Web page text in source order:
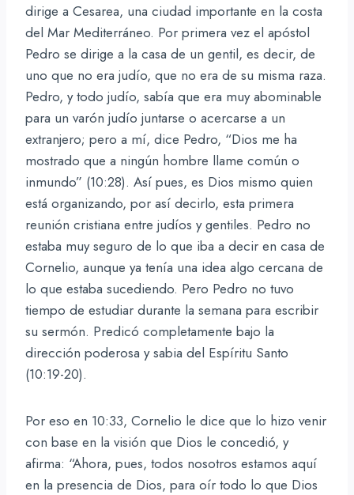
dirige a Cesarea, una ciudad importante en la costa
del Mar Mediterráneo. Por primera vez el apóstol
Pedro se dirige a la casa de un gentil, es decir, de
uno que no era judío, que no era de su misma raza.
Pedro, y todo judío, sabía que era muy abominable
para un varón judío juntarse o acercarse a un
extranjero; pero a mí, dice Pedro, “Dios me ha
mostrado que a ningún hombre llame común o
inmundo” (10:28). Así pues, es Dios mismo quien
está organizando, por así decirlo, esta primera
reunión cristiana entre judíos y gentiles. Pedro no
estaba muy seguro de lo que iba a decir en casa de
Cornelio, aunque ya tenía una idea algo cercana de
lo que estaba sucediendo. Pero Pedro no tuvo
tiempo de estudiar durante la semana para escribir
su sermón. Predicó completamente bajo la
dirección poderosa y sabia del Espíritu Santo
(10:19-20).
Por eso en 10:33, Cornelio le dice que lo hizo venir
con base en la visión que Dios le concedió, y
afirma: “Ahora, pues, todos nosotros estamos aquí
en la presencia de Dios, para oír todo lo que Dios